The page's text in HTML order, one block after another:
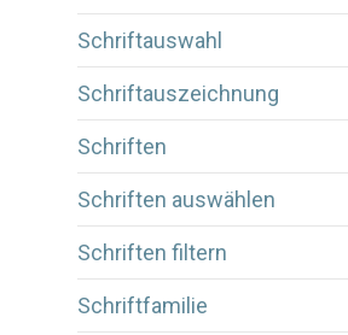
Schriftauswahl
Schriftauszeichnung
Schriften
Schriften auswählen
Schriften filtern
Schriftfamilie